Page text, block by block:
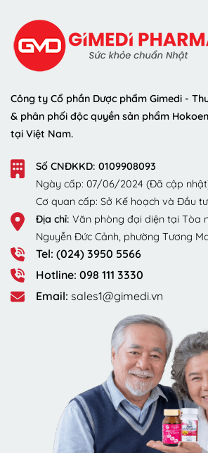
Công ty Cổ phần Dược phẩm Gimedi -
& phân phối độc quyền sản phẩm
tại Việt Nam.
Số CNĐKKD: 0109908093
Ngày cấp: 07/06/2024 (Đã cập
Cơ quan cấp: Sở Kế hoạch và Đầu
Địa chỉ: Văn phòng đại diện tại Tòa
Nguyễn Đức Cảnh, phường Tương
Tel: (024) 3950 5566
Hotline: 098 111 3330
Email: sales1@gimedi.vn